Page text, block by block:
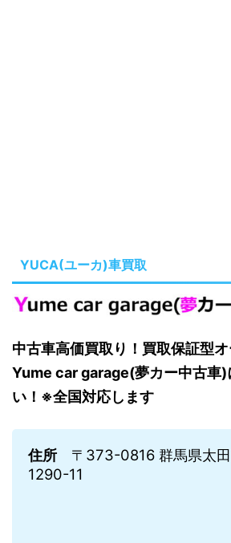
YUCA(ユーカ)車買取
中古車高価買取り！買取保証型
Yume car garage(夢カー中古車)
い！※全国対応します
住所 〒373-0816 群馬県太
1290-11